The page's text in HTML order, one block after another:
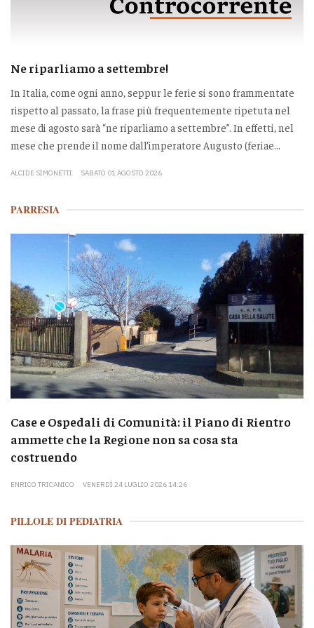
Ne riparliamo a settembre!
In Italia, come ogni anno, seppur le ferie si sono frammentate
rispetto al passato, la frase più frequentemente ripetuta nel
mese di agosto sarà “ne riparliamo a settembre”. In effetti, nel
mese che prende il nome dall’imperatore Augusto (feriae...
ALCIDE SIMONETTI SABATO 01 AGOSTO 2026
PARRESIA
Case e Ospedali di Comunità: il Piano di Rientro
ammette che la Regione non sa cosa sta
costruendo
ENRICO TRICANICO VENERDÌ 24 LUGLIO 2026 14:26
PILLOLE DI PEDIATRIA